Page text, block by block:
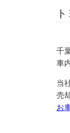
千
車
当
売
お